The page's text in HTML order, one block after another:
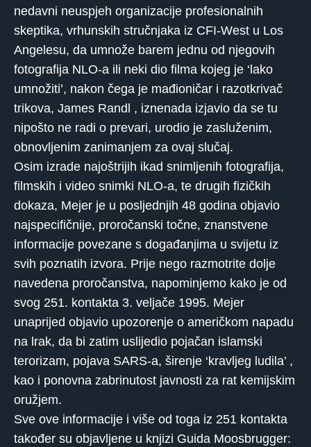
nedavni neuspjeh organizacije profesionalnih
skeptika, vrhunskih stručnjaka iz CFI-West u Los
Angelesu, da umnože barem jednu od njegovih
fotografija NLO-a ili neki dio filma kojeg je ‘lako
umnožiti’, nakon čega je mađioničar i razotkrivač
trikova, James Randl , iznenada izjavio da se tu
nipošto ne radi o prevari, urodio je zasluženim,
obnovljenim zanimanjem za ovaj slučaj.
Osim izrade najoštrijih ikad snimljenih fotografija,
filmskih i video snimki NLO-a, te drugih fizičkih
dokaza, Mejer je u posljednjih 48 godina objavio
najspecifičnije, proročanski točne, znanstvene
informacije povezane s događanjima u svijetu iz
svih poznatih izvora. Prije nego razmotrite dolje
navedena proročanstva, napominjemo kako je od
svog 251. kontakta 3. veljače 1995. Mejer
unaprijed objavio upozorenje o američkom napadu
na lrak, da bi zatim uslijedio pojačan islamski
terorizam, pojava SARS-a, širenje ‘kravljeg ludila’ ,
kao i ponovna zabrinutost javnosti za rat kemijskim
oružjem.
Sve ove informacije i više od toga iz 251 kontakta
također su objavljene u knjizi Guida Moosbrugger: